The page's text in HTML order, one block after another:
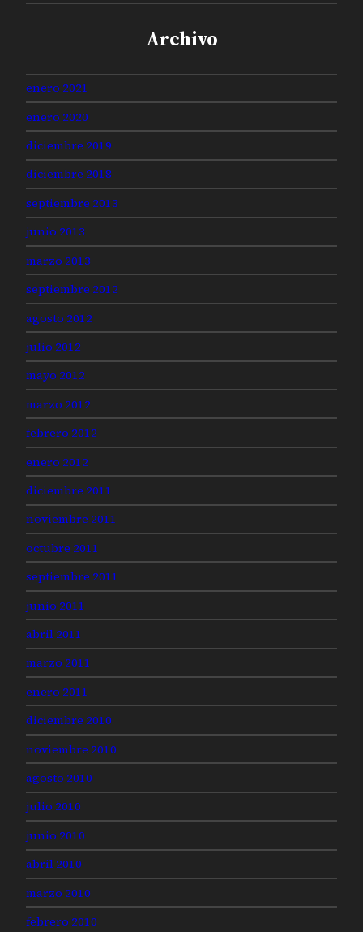
Archivo
enero 2021
enero 2020
diciembre 2019
diciembre 2018
septiembre 2013
junio 2013
marzo 2013
septiembre 2012
agosto 2012
julio 2012
mayo 2012
marzo 2012
febrero 2012
enero 2012
diciembre 2011
noviembre 2011
octubre 2011
septiembre 2011
junio 2011
abril 2011
marzo 2011
enero 2011
diciembre 2010
noviembre 2010
agosto 2010
julio 2010
junio 2010
abril 2010
marzo 2010
febrero 2010